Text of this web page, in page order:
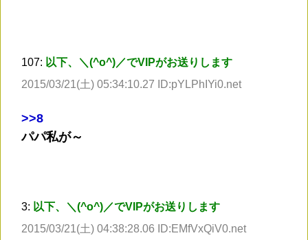
107: 以下、＼(^o^)／でVIPがお送りします
2015/03/21(土) 05:34:10.27 ID:pYLPhIYi0.net
>>8
パパ私が～
3: 以下、＼(^o^)／でVIPがお送りします
2015/03/21(土) 04:38:28.06 ID:EMfVxQiV0.net